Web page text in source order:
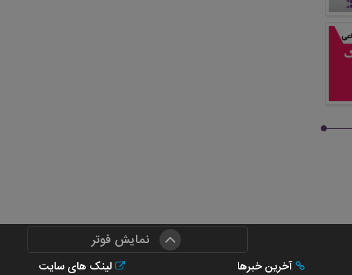
نمایش فوتر
آخرین خبرها لینک های سایت